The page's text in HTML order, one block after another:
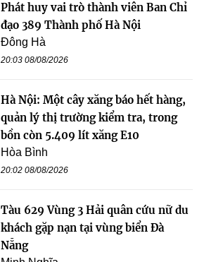
Phát huy vai trò thành viên Ban Chỉ
đạo 389 Thành phố Hà Nội
Đông Hà
20:03 08/08/2026
Hà Nội: Một cây xăng báo hết hàng,
quản lý thị trường kiểm tra, trong
bồn còn 5.409 lít xăng E10
Hòa Bình
20:02 08/08/2026
Tàu 629 Vùng 3 Hải quân cứu nữ du
khách gặp nạn tại vùng biển Đà
Nẵng